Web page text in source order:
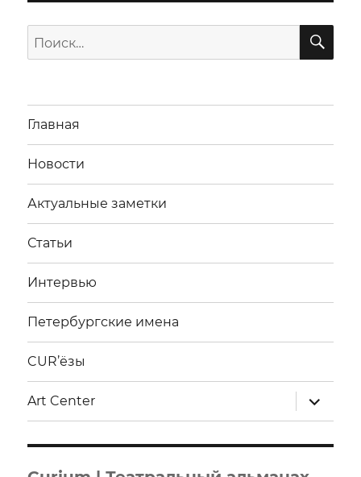
Искать:
Главная
Новости
Актуальные заметки
Статьи
Интервью
Петербургские имена
CUR’ёзы
Art Center
меню